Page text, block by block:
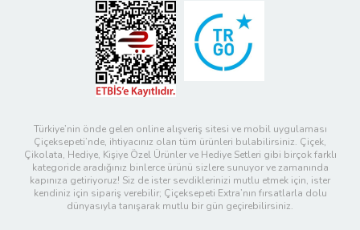
Türkiye’nin önde gelen online alışveriş sitesi ve mobil uygulaması
Çiçeksepeti’nde, ihtiyacınız olan tüm ürünleri bulabilirsiniz. Çiçek,
Çikolata, Hediye, Kişiye Özel Ürünler ve Hediye Setleri gibi birçok farklı
kategoride aradığınız binlerce ürünü sizlere sunuyor ve zamanında
kapınıza getiriyoruz! Siz de ister sevdiklerinizi mutlu etmek için, ister
kendiniz için sipariş verebilir; Çiçeksepeti Extra’nın fırsatlarla dolu
dünyasıyla tanışarak mutlu bir gün geçirebilirsiniz.